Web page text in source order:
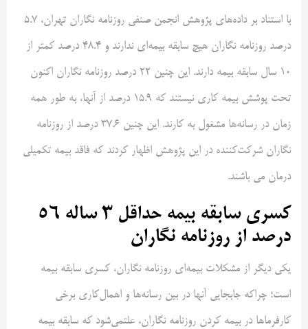
با استناد بر داده‌های پژوهش انجمن صنفی روزنامه نگاران تهران، ۵.۷
درصد روزنامه نگاران هیچ سابقه بیمه‌ای ندارند و ۴۸.۴ درصد کمتر از
۱۰ سال سابقه بیمه دارند. این چنین ۲۲ درصد روزنامه نگاران اکنون
تحت پوشش بیمه کاری نیستند که 15.9 درصد از آنها، به طور همه
زمان در رسانه‌ها مشغول به کارند. این چنین 37.6 درصد از روزنامه
نگاران شرکت‌کننده در این پژوهش اظهار کردند که فاقد بیمه تکمیلی
درمان می باشند.
کسری سابقه بیمه حداقل 3 ساله 56
درصد از روزنامه نگاران
یکی دیگر از مشکلات بیمه‌ای روزنامه نگاران، کسری سابقه بیمه
است؛ چراکه جابجایی آنها در بین رسانه‌ها و اهمال‌کاری برخی
کارفرماها در بیمه کردن روزنامه نگاران، علتمی‌شود که سابقه بیمه